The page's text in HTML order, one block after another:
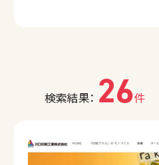
検索結果： 26件